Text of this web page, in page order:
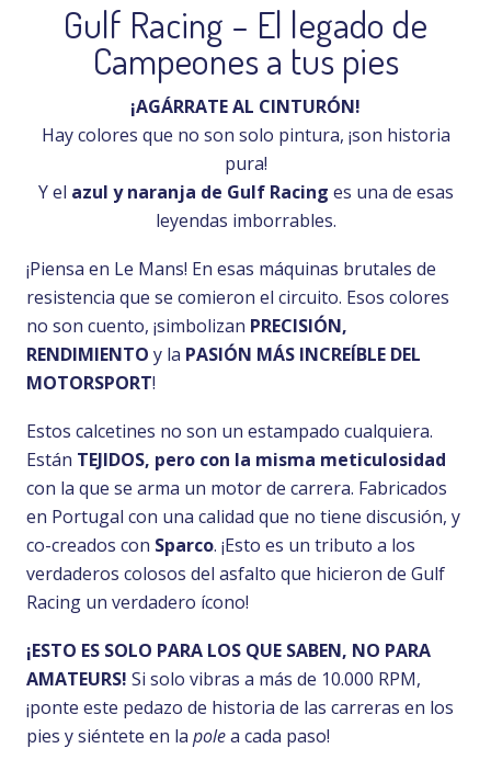
Gulf Racing – El legado de
Campeones a tus pies
¡AGÁRRATE AL CINTURÓN!
Hay colores que no son solo pintura, ¡son historia
pura!
Y el azul y naranja de Gulf Racing es una de esas
leyendas imborrables.
¡Piensa en Le Mans! En esas máquinas brutales de
resistencia que se comieron el circuito. Esos colores
no son cuento, ¡simbolizan PRECISIÓN,
RENDIMIENTO y la PASIÓN MÁS INCREÍBLE DEL
MOTORSPORT!
Estos calcetines no son un estampado cualquiera.
Están TEJIDOS, pero con la misma meticulosidad
con la que se arma un motor de carrera. Fabricados
en Portugal con una calidad que no tiene discusión, y
co-creados con Sparco. ¡Esto es un tributo a los
verdaderos colosos del asfalto que hicieron de Gulf
Racing un verdadero ícono!
¡ESTO ES SOLO PARA LOS QUE SABEN, NO PARA
AMATEURS! Si solo vibras a más de 10.000 RPM,
¡ponte este pedazo de historia de las carreras en los
pies y siéntete en la polea cada paso!